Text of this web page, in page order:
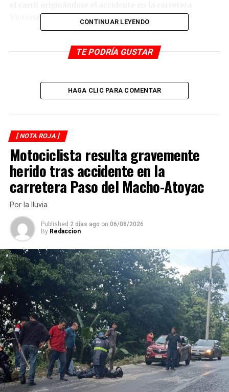
Victoria-Matamoros.
Lo matan sus amigos de parranda
CONTINUAR LEYENDO
TE PODRÍA GUSTAR
HAGA CLIC PARA COMENTAR
[ NOTA ROJA ]
Motociclista resulta gravemente
herido tras accidente en la
carretera Paso del Macho-Atoyac
Por la lluvia
Published 2 días ago on 06/08/2026
By Redaccion